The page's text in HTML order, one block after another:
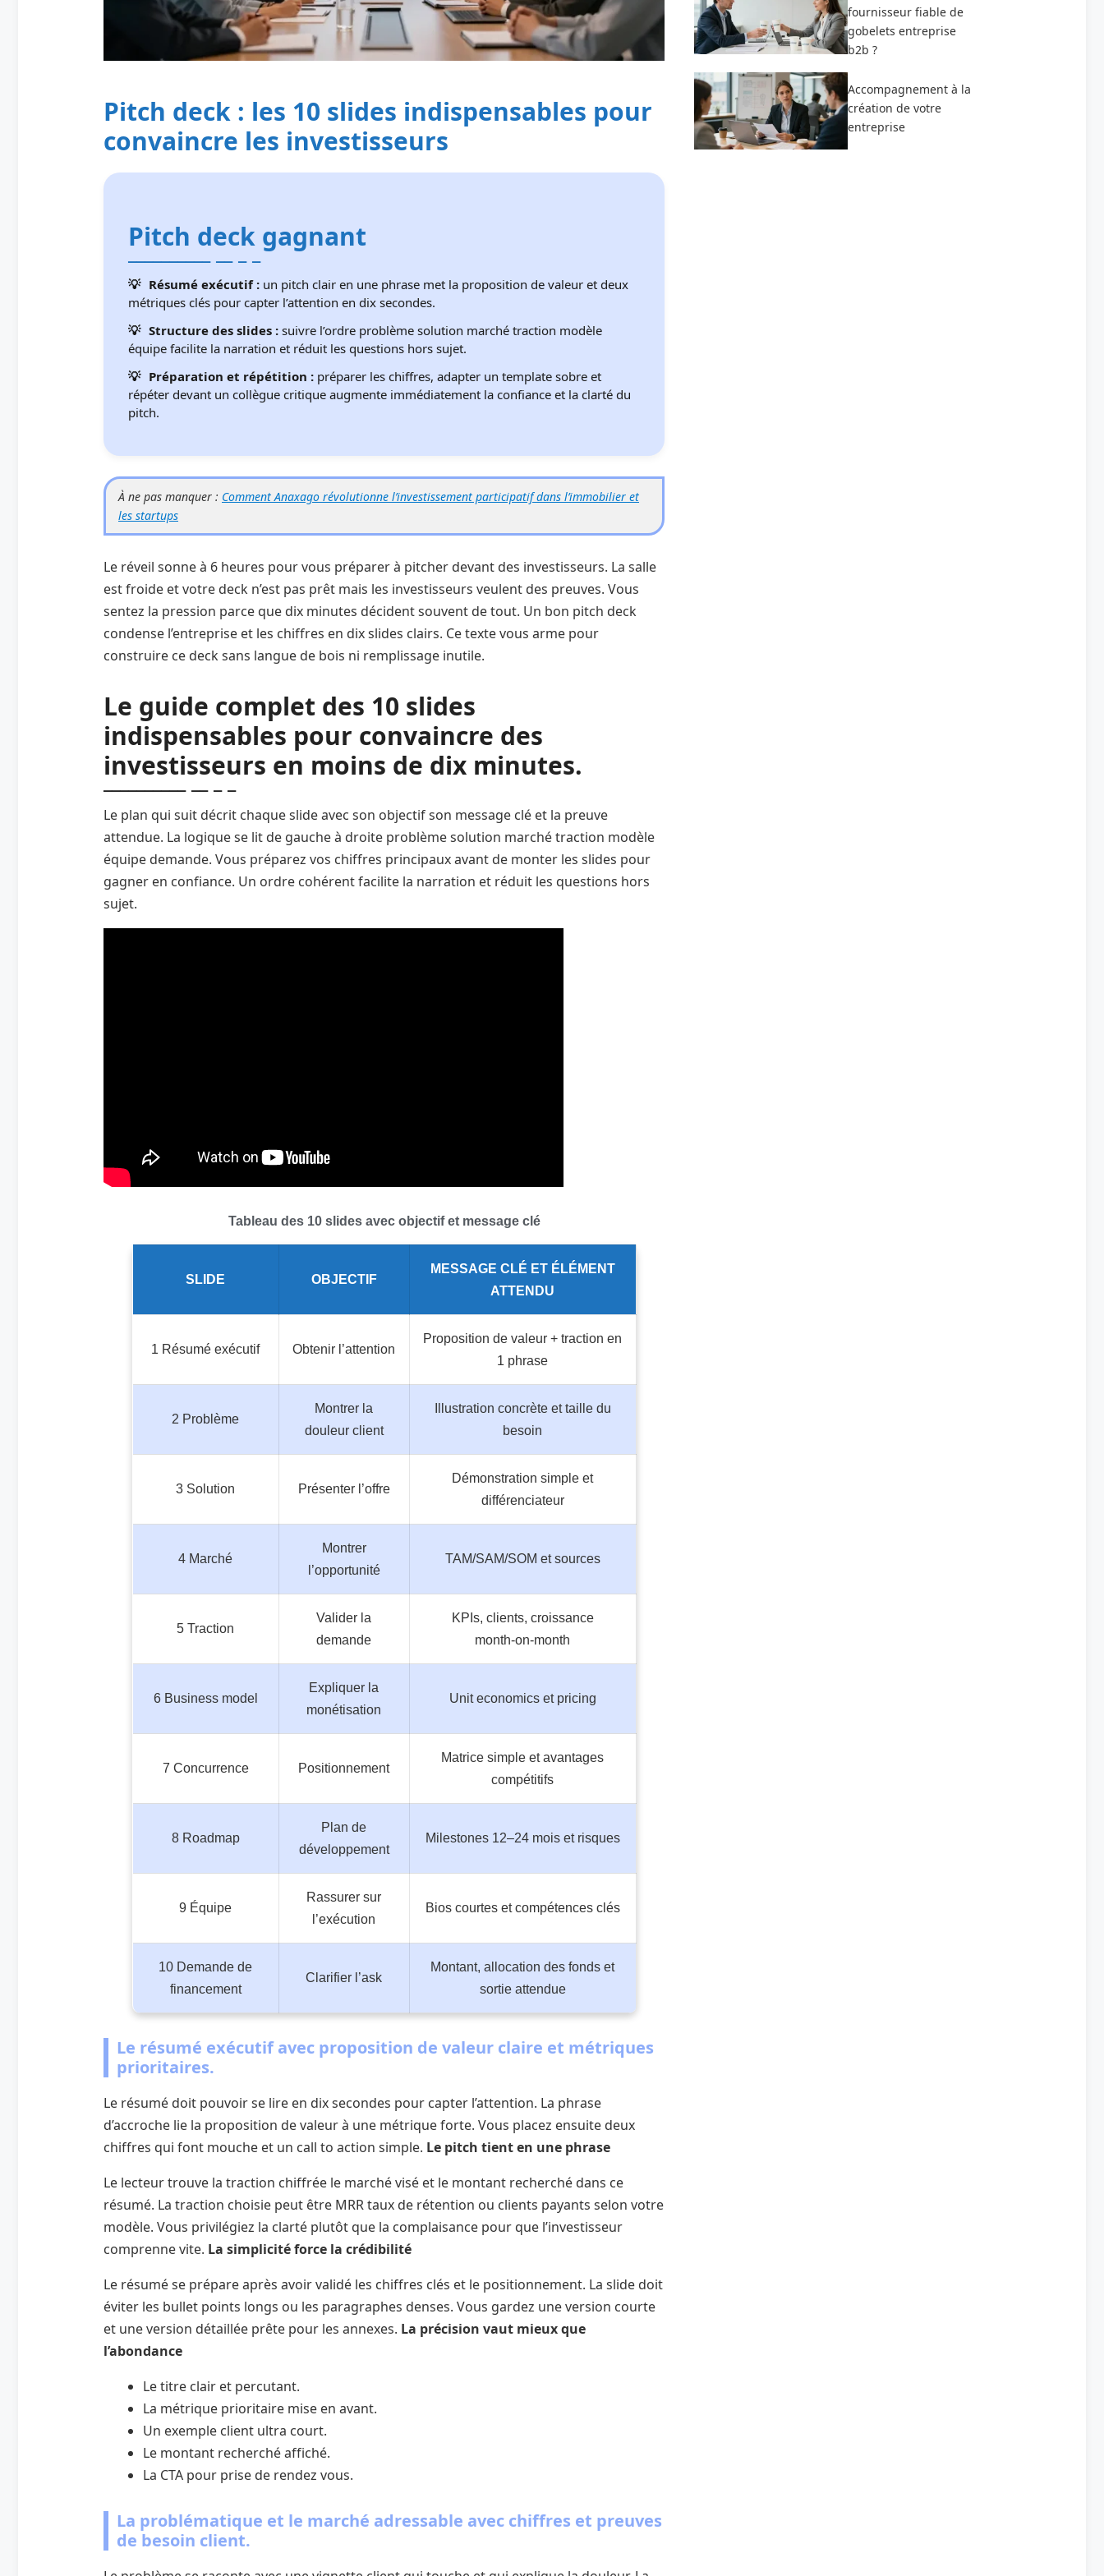
Pitch deck : les 10 slides indispensables pour
convaincre les investisseurs
Pitch deck gagnant
Résumé exécutif : un pitch clair en une phrase met la proposition de valeur et deux
métriques clés pour capter l’attention en dix secondes.
Structure des slides : suivre l’ordre problème solution marché traction modèle
équipe facilite la narration et réduit les questions hors sujet.
Préparation et répétition : préparer les chiffres, adapter un template sobre et
répéter devant un collègue critique augmente immédiatement la confiance et la clarté du
pitch.
À ne pas manquer : Comment Anaxago révolutionne l’investissement participatif dans l’immobilier et
les startups
Le réveil sonne à 6 heures pour vous préparer à pitcher devant des investisseurs. La salle
est froide et votre deck n’est pas prêt mais les investisseurs veulent des preuves. Vous
sentez la pression parce que dix minutes décident souvent de tout. Un bon pitch deck
condense l’entreprise et les chiffres en dix slides clairs. Ce texte vous arme pour
construire ce deck sans langue de bois ni remplissage inutile.
Le guide complet des 10 slides
indispensables pour convaincre des
investisseurs en moins de dix minutes.
Le plan qui suit décrit chaque slide avec son objectif son message clé et la preuve
attendue. La logique se lit de gauche à droite problème solution marché traction modèle
équipe demande. Vous préparez vos chiffres principaux avant de monter les slides pour
gagner en confiance. Un ordre cohérent facilite la narration et réduit les questions hors
sujet.
Tableau des 10 slides avec objectif et message clé
SLIDE OBJECTIF
MESSAGE CLÉ ET ÉLÉMENT
ATTENDU
1 Résumé exécutif Obtenir l’attention
Proposition de valeur + traction en
1 phrase
2 Problème
Montrer la
douleur client
Illustration concrète et taille du
besoin
3 Solution Présenter l’offre
Démonstration simple et
différenciateur
4 Marché
Montrer
l’opportunité
TAM/SAM/SOM et sources
5 Traction
Valider la
demande
KPIs, clients, croissance
month‑on‑month
6 Business model
Expliquer la
monétisation
Unit economics et pricing
7 Concurrence Positionnement
Matrice simple et avantages
compétitifs
8 Roadmap
Plan de
développement
Milestones 12–24 mois et risques
9 Équipe
Rassurer sur
l’exécution
Bios courtes et compétences clés
10 Demande de
financement
Clarifier l’ask
Montant, allocation des fonds et
sortie attendue
Le résumé exécutif avec proposition de valeur claire et métriques
prioritaires.
Le résumé doit pouvoir se lire en dix secondes pour capter l’attention. La phrase
d’accroche lie la proposition de valeur à une métrique forte. Vous placez ensuite deux
chiffres qui font mouche et un call to action simple. Le pitch tient en une phrase
Le lecteur trouve la traction chiffrée le marché visé et le montant recherché dans ce
résumé. La traction choisie peut être MRR taux de rétention ou clients payants selon votre
modèle. Vous privilégiez la clarté plutôt que la complaisance pour que l’investisseur
comprenne vite. La simplicité force la crédibilité
Le résumé se prépare après avoir validé les chiffres clés et le positionnement. La slide doit
éviter les bullet points longs ou les paragraphes denses. Vous gardez une version courte
et une version détaillée prête pour les annexes. La précision vaut mieux que
l’abondance
Le titre clair et percutant.
La métrique prioritaire mise en avant.
Un exemple client ultra court.
Le montant recherché affiché.
La CTA pour prise de rendez vous.
La problématique et le marché adressable avec chiffres et preuves
de besoin client.
fournisseur fiable de
gobelets entreprise
b2b ?
Accompagnement à la
création de votre
entreprise